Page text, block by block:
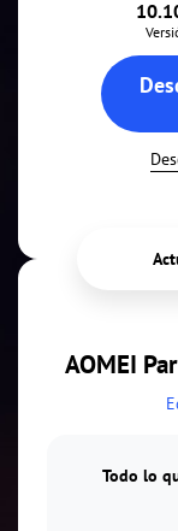
AOMEI
Todo lo